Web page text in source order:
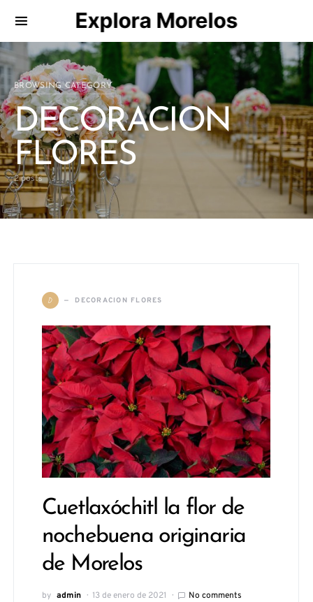
Explora Morelos
Search for:
BROWSING CATEGORY
DECORACION
FLORES
2 posts
D DECORACION FLORES
Cuetlaxóchitl la flor de
nochebuena originaria
de Morelos
by admin 13 de enero de 2021 No comments